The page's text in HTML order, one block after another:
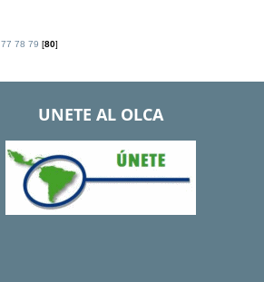
77 78 79 [80]
UNETE AL OLCA